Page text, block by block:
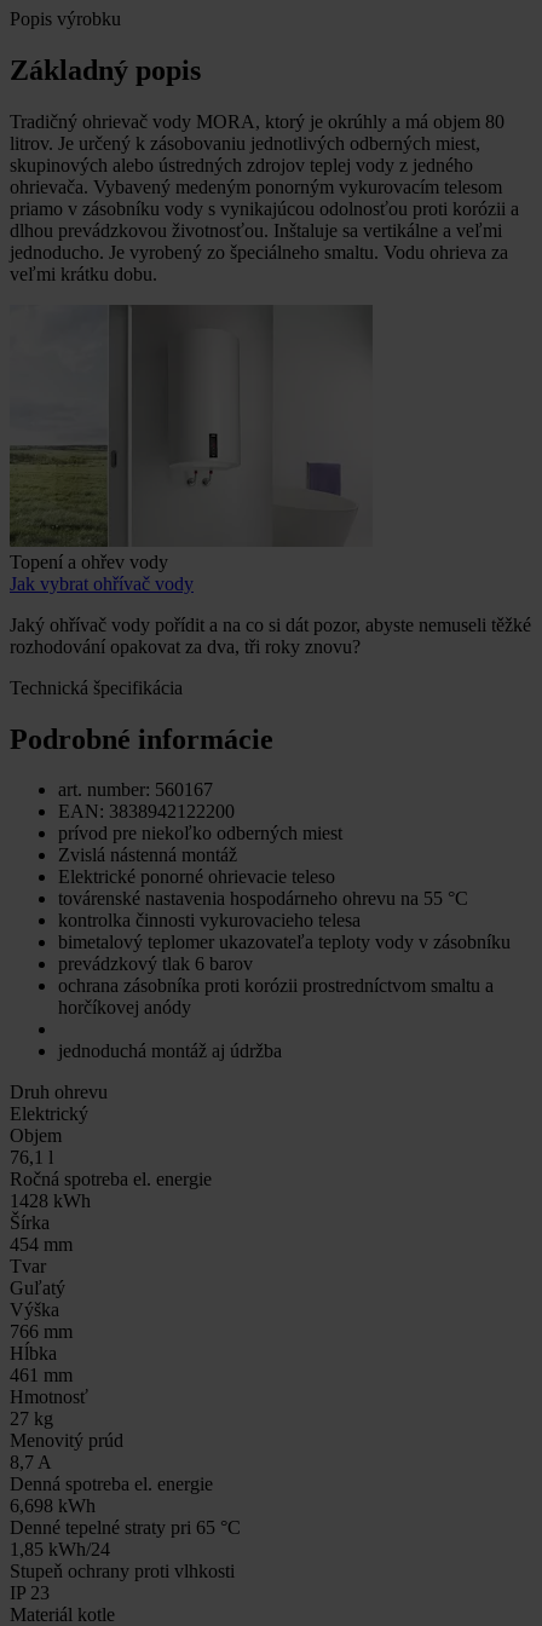
Popis výrobku
Základný popis
Tradičný ohrievač vody MORA, ktorý je okrúhly a má objem 80
litrov. Je určený k zásobovaniu jednotlivých odberných miest,
skupinových alebo ústredných zdrojov teplej vody z jedného
ohrievača. Vybavený medeným ponorným vykurovacím telesom
priamo v zásobníku vody s vynikajúcou odolnosťou proti korózii a
dlhou prevádzkovou životnosťou. Inštaluje sa vertikálne a veľmi
jednoducho. Je vyrobený zo špeciálneho smaltu. Vodu ohrieva za
veľmi krátku dobu.
Topení a ohřev vody
Jak vybrat ohřívač vody
Jaký ohřívač vody pořídit a na co si dát pozor, abyste nemuseli těžké
rozhodování opakovat za dva, tři roky znovu?
Technická špecifikácia
Podrobné informácie
art. number: 560167
EAN: 3838942122200
prívod pre niekoľko odberných miest
Zvislá nástenná montáž
Elektrické ponorné ohrievacie teleso
továrenské nastavenia hospodárneho ohrevu na 55 °C
kontrolka činnosti vykurovacieho telesa
bimetalový teplomer ukazovateľa teploty vody v zásobníku
prevádzkový tlak 6 barov
ochrana zásobníka proti korózii prostredníctvom smaltu a
horčíkovej anódy
jednoduchá montáž aj údržba
Druh ohrevu
Elektrický
Objem
76,1 l
Ročná spotreba el. energie
1428 kWh
Šírka
454 mm
Tvar
Guľatý
Výška
766 mm
Hĺbka
461 mm
Hmotnosť
27 kg
Menovitý prúd
8,7 A
Denná spotreba el. energie
6,698 kWh
Denné tepelné straty pri 65 °C
1,85 kWh/24
Stupeň ochrany proti vlhkosti
IP 23
Materiál kotle